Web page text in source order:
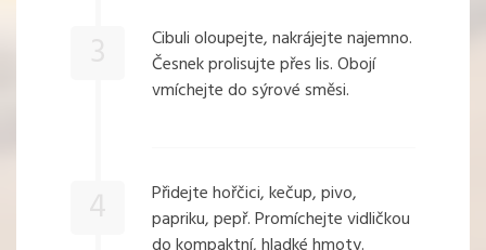
Cibuli oloupejte, nakrájejte najemno.
Česnek prolisujte přes lis. Obojí
vmíchejte do sýrové směsi.
Přidejte hořčici, kečup, pivo,
papriku, pepř. Promíchejte vidličkou